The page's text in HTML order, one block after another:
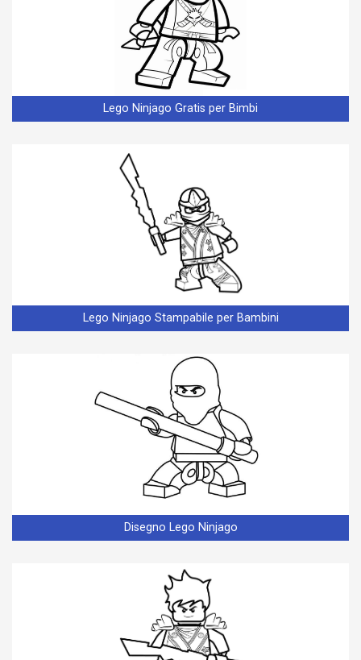
Lego Ninjago Gratis per Bimbi
Lego Ninjago Stampabile per Bambini
Disegno Lego Ninjago